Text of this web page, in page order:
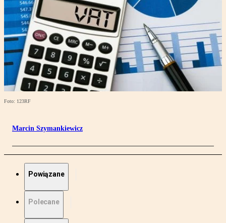
Foto: 123RF
Marcin Szymankiewicz
Powiązane
Polecane